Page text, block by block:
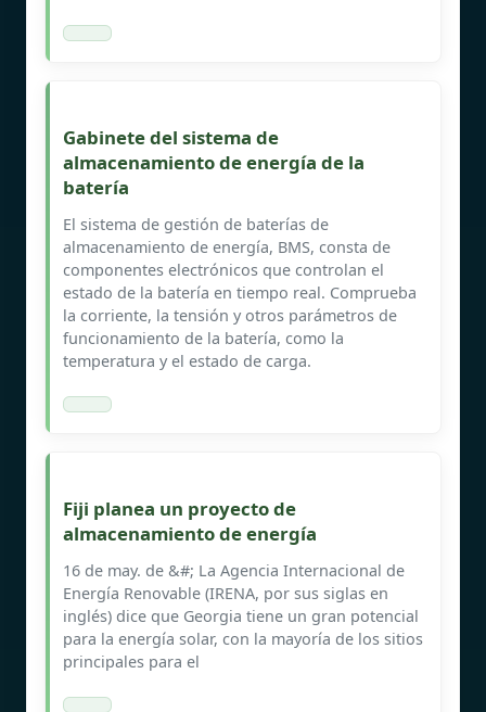
Gabinete del sistema de
almacenamiento de energía de la
batería
El sistema de gestión de baterías de
almacenamiento de energía, BMS, consta de
componentes electrónicos que controlan el
estado de la batería en tiempo real. Comprueba
la corriente, la tensión y otros parámetros de
funcionamiento de la batería, como la
temperatura y el estado de carga.
Fiji planea un proyecto de
almacenamiento de energía
16 de may. de &#; La Agencia Internacional de
Energía Renovable (IRENA, por sus siglas en
inglés) dice que Georgia tiene un gran potencial
para la energía solar, con la mayoría de los sitios
principales para el